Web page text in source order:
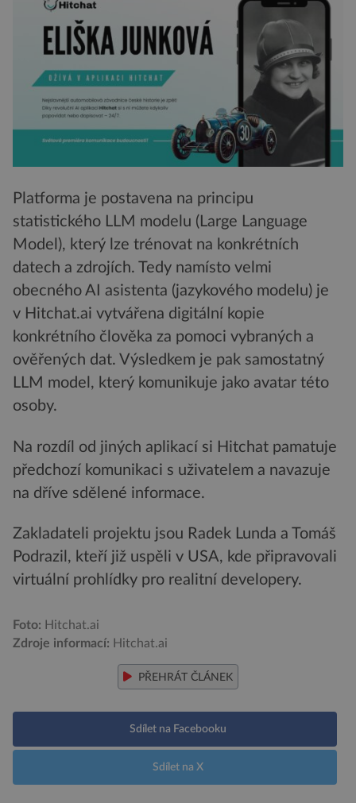
Platforma je postavena na principu
statistického LLM modelu (Large Language
Model), který lze trénovat na konkrétních
datech a zdrojích. Tedy namísto velmi
obecného AI asistenta (jazykového modelu) je
v Hitchat.ai vytvářena digitální kopie
konkrétního člověka za pomoci vybraných a
ověřených dat. Výsledkem je pak samostatný
LLM model, který komunikuje jako avatar této
osoby.
Na rozdíl od jiných aplikací si Hitchat pamatuje
předchozí komunikaci s uživatelem a navazuje
na dříve sdělené informace.
Zakladateli projektu jsou Radek Lunda a Tomáš
Podrazil, kteří již uspěli v USA, kde připravovali
virtuální prohlídky pro realitní developery.
Foto: Hitchat.ai
Zdroje informací: Hitchat.ai
PŘEHRÁT ČLÁNEK
Sdílet na Facebooku
Sdílet na X